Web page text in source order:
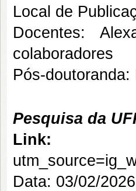
Local de
Docentes:
colaboradores
Pós-
Pesquisa da
Data: 03/02/2026